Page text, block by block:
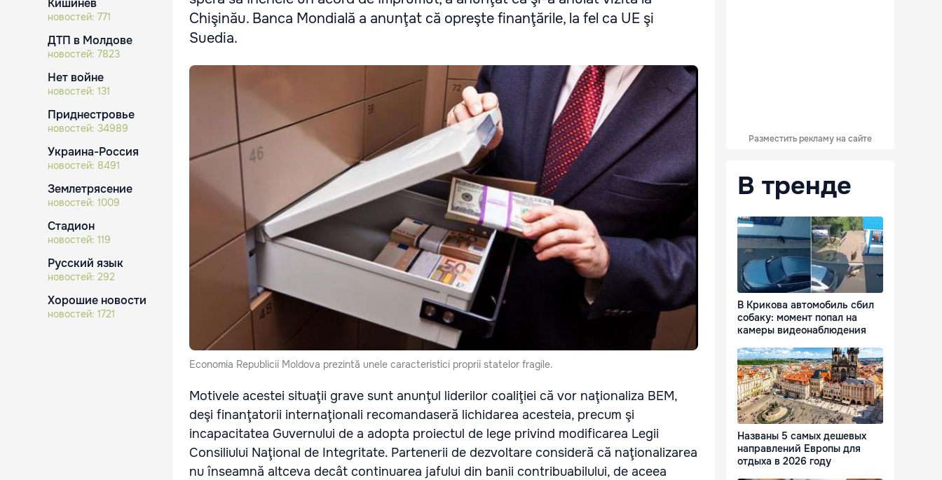
Кишинев
новостей: 771
ДТП в Молдове
новостей: 7823
Нет войне
новостей: 131
Приднестровье
новостей: 34989
Украина-Россия
новостей: 8491
Землетрясение
новостей: 1009
Стадион
новостей: 119
Русский язык
новостей: 292
Хорошие новости
новостей: 1721
Chişinău. Banca Mondială a anunţat că opreşte finanţările, la fel ca UE şi
Suedia.
Economia Republicii Moldova prezintă unele caracteristici proprii statelor fragile.
Motivele acestei situaţii grave sunt anunţul liderilor coaliţiei că vor naţionaliza BEM,
deşi finanţatorii internaţionali recomandaseră lichidarea acesteia, precum şi
incapacitatea Guvernului de a adopta proiectul de lege privind modificarea Legii
Consiliului Naţional de Integritate. Partenerii de dezvoltare consideră că naţionalizarea
nu înseamnă altceva decât continuarea jafului din banii contribuabilului, de aceea
Разместить рекламу на сайте
В тренде
В Крикова автомобиль сбил
собаку: момент попал на
камеры видеонаблюдения
Названы 5 самых дешевых
направлений Европы для
отдыха в 2026 году